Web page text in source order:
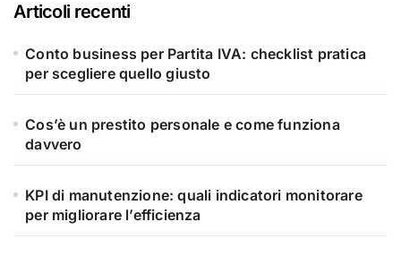
Articoli recenti
Conto business per Partita IVA: checklist pratica
per scegliere quello giusto
Cos’è un prestito personale e come funziona
davvero
KPI di manutenzione: quali indicatori monitorare
per migliorare l’efficienza